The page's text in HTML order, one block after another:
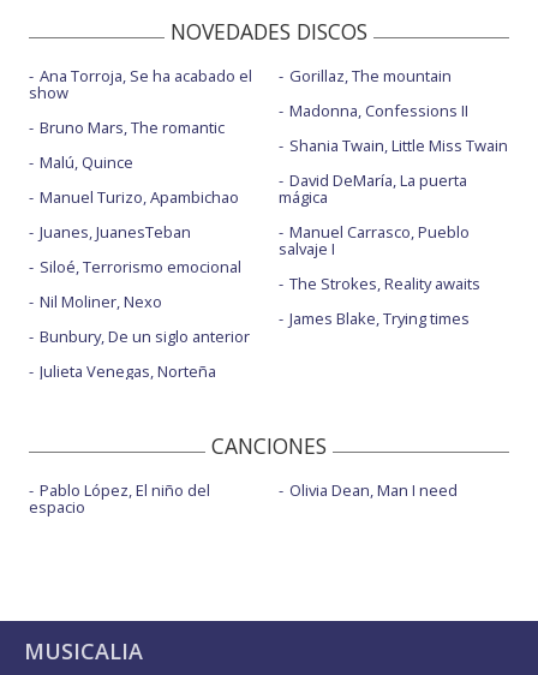
NOVEDADES DISCOS
Ana Torroja, Se ha acabado el
show
Bruno Mars, The romantic
Malú, Quince
Manuel Turizo, Apambichao
Juanes, JuanesTeban
Siloé, Terrorismo emocional
Nil Moliner, Nexo
Bunbury, De un siglo anterior
Julieta Venegas, Norteña
Gorillaz, The mountain
Madonna, Confessions II
Shania Twain, Little Miss Twain
David DeMaría, La puerta
mágica
Manuel Carrasco, Pueblo
salvaje I
The Strokes, Reality awaits
James Blake, Trying times
CANCIONES
Pablo López, El niño del
espacio
Olivia Dean, Man I need
MUSICALIA